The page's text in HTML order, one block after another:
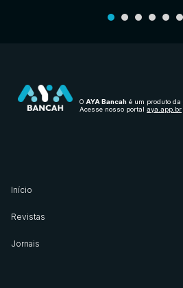
O AYA Bancah é um produto da
Acesse nosso portal aya.app.br
Início
Revistas
Jornais